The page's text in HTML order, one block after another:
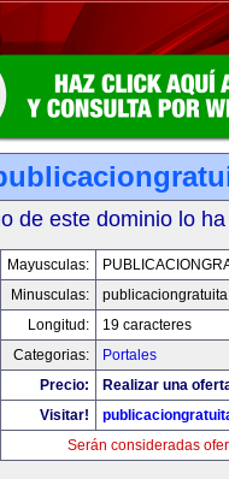
de este dominio lo
Mayusculas:
Minusculas:
Longitud:
19 caracteres
Categorias:
Portales
Precio:
Realizar una
Visitar!
Serán consideradas